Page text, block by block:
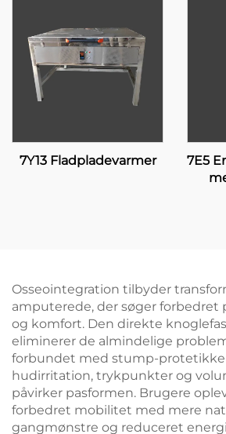
7Y13 Fladpladevarmer
7E5
Osseointegration tilbyder
amputerede, der søger
og komfort. Den direkte
eliminerer de almindelige
forbundet med stump-
hudirritation, trykpunkter og
påvirker pasformen. Brugere
forbedret mobilitet med mere
gangmønstre og reduceret